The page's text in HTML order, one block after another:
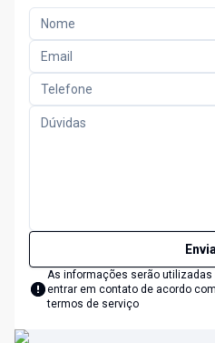
As informações serão utilizadas
entrar em contato de acordo
termos de serviço